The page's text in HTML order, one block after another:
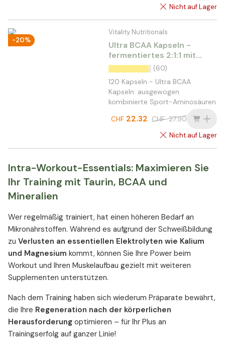
Nicht auf Lager
-20%
Vitality Nutritionals
Ultra BCAA Kapseln -
fermentiertes 2:1:1 mit
Glutamin & vit. B6
(60)
120 Kapseln - Ultra BCAA
Kapseln: ausgewogen
kombinierte Sport-Aminosäuren
CHF22.32 CHF 27.90
Nicht auf Lager
Intra-Workout-Essentials: Maximieren Sie
Ihr Training mit Taurin, BCAA und
Mineralien
Wer regelmäßig trainiert, hat einen höheren Bedarf an
Mikronährstoffen. Während es aufgrund der Schweißbildung
zu Verlusten an essentiellen Elektrolyten wie Kalium
und Magnesium kommt, können Sie Ihre Power beim
Workout und Ihren Muskelaufbau gezielt mit weiteren
Supplementen unterstützen.
Nach dem Training haben sich wiederum Präparate bewährt,
die Ihre Regeneration nach der körperlichen
Herausforderung optimieren – für Ihr Plus an
Trainingserfolg auf ganzer Linie!